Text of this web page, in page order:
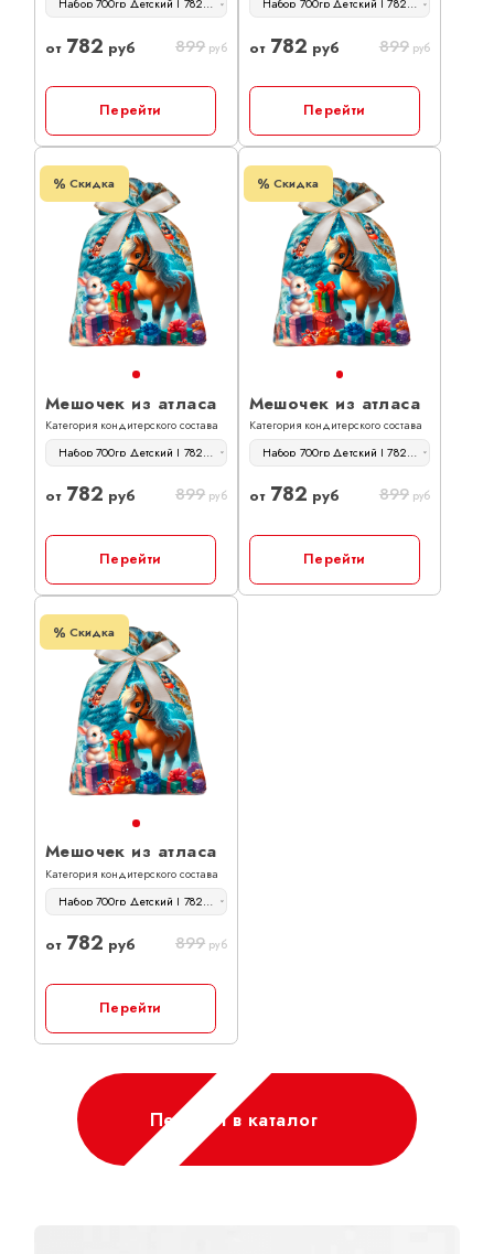
Набор 700гр Детский | 782 руб
от 782 руб 899 руб
Перейти
Набор 700гр Детский | 782 руб
от 782 руб 899 руб
Перейти
Скидка
Мешочек из атласа
Категория кондитерского состава
Набор 700гр Детский | 782 руб
от 782 руб 899 руб
Перейти
Скидка
Мешочек из атласа
Категория кондитерского состава
Набор 700гр Детский | 782 руб
от 782 руб 899 руб
Перейти
Скидка
Мешочек из атласа
Категория кондитерского состава
Набор 700гр Детский | 782 руб
от 782 руб 899 руб
Перейти
Перейти в каталог